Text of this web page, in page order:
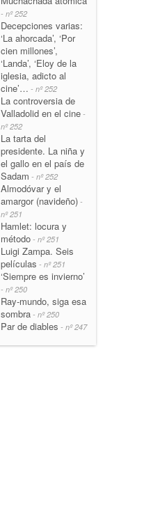
- nº 252
Decepciones varias:
‘La ahorcada’, ‘Por
cien millones’,
‘Landa’, ‘Eloy de la
iglesia, adicto al
cine’… - nº 252
La controversia de
Valladolid en el cine -
nº 252
La tarta del
presidente. La niña y
el gallo en el país de
Sadam - nº 252
Almodóvar y el
amargor (navideño) -
nº 251
Hamlet: locura y
método - nº 251
Luigi Zampa. Seis
películas - nº 251
‘Siempre es invierno’
- nº 250
Ray-mundo, siga esa
sombra - nº 250
Par de diables - nº 247